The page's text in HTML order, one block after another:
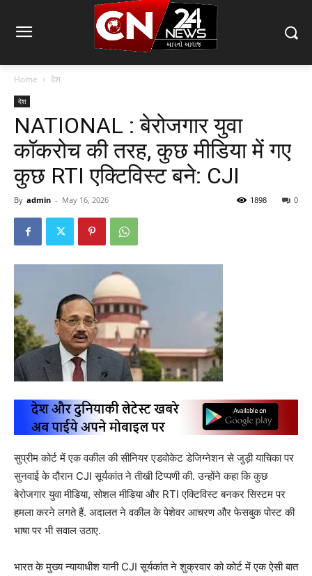
Home देश
देश
NATIONAL : बेरोजगार युवा
कॉकरोच की तरह, कुछ मीडिया में गए
कुछ RTI एक्टिविस्ट बने: CJI
By admin - May 16, 2026 0
1898
सुप्रीम कोर्ट में एक वकील की सीनियर एडवोकेट डेजिग्नेशन से जुड़ी याचिका पर
सुनवाई के दौरान CJI सूर्यकांत ने तीखी टिप्पणी की. उन्होंने कहा कि कुछ
बेरोजगार युवा मीडिया, सोशल मीडिया और RTI एक्टिविस्ट बनकर सिस्टम पर
हमला करने लगते हैं. अदालत ने वकील के पेशेवर आचरण और फेसबुक पोस्ट की
भाषा पर भी सवाल उठाए.
भारत के मुख्य न्यायाधीश यानी CJI सूर्यकांत ने शुक्रवार को कोर्ट में एक ऐसी बात